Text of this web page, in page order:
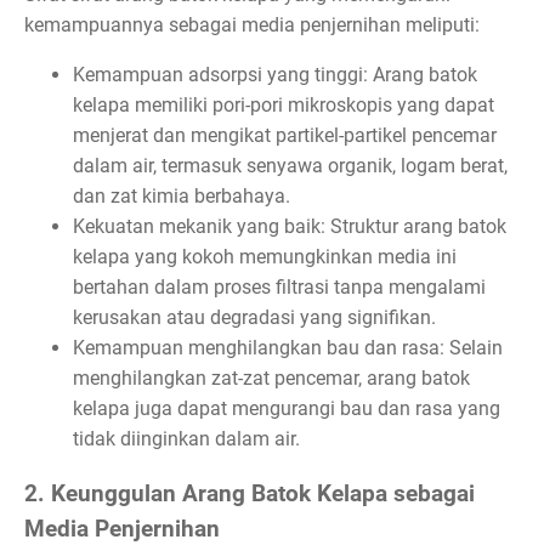
kemampuannya sebagai media penjernihan meliputi:
Kemampuan adsorpsi yang tinggi: Arang batok
kelapa memiliki pori-pori mikroskopis yang dapat
menjerat dan mengikat partikel-partikel pencemar
dalam air, termasuk senyawa organik, logam berat,
dan zat kimia berbahaya.
Kekuatan mekanik yang baik: Struktur arang batok
kelapa yang kokoh memungkinkan media ini
bertahan dalam proses filtrasi tanpa mengalami
kerusakan atau degradasi yang signifikan.
Kemampuan menghilangkan bau dan rasa: Selain
menghilangkan zat-zat pencemar, arang batok
kelapa juga dapat mengurangi bau dan rasa yang
tidak diinginkan dalam air.
2. Keunggulan Arang Batok Kelapa sebagai
Media Penjernihan